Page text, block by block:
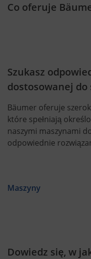
Co oferuje
Szukasz
dostosowanej
Bäumer oferuje
które spełniają
naszymi maszynami
odpowiednie
Maszyny
Dowiedz się, w